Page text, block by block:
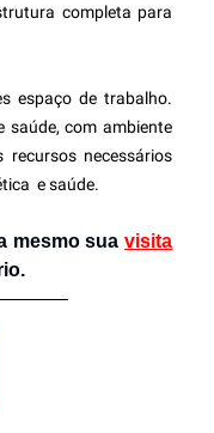
completa para
espaço de trabalho.
saúde, com ambiente
necessários
e saúde.
mesmo sua visita